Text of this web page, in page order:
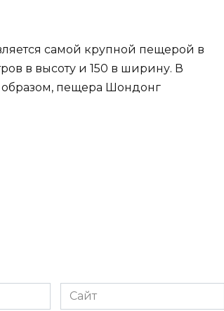
самой крупной пещерой в
в высоту и 150 в ширину. В
образом, пещера Шондонг
Сайт